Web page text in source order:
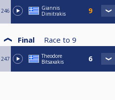
246
Giannis
Dimitrakis
Final Race to 9
247
Theodore
Bitsaxakis